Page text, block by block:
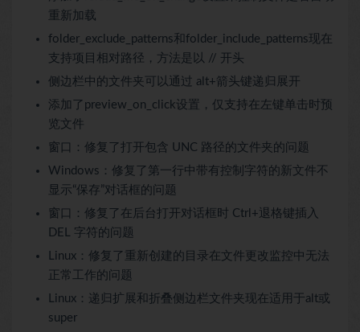
重新加载
folder_exclude_patterns和folder_include_patterns现在
支持项目相对路径，方法是以 // 开头
侧边栏中的文件夹可以通过 alt+箭头键递归展开
添加了preview_on_click设置，仅支持在左键单击时预
览文件
窗口：修复了打开包含 UNC 路径的文件夹的问题
Windows：修复了第一行中带有控制字符的新文件不
显示“保存”对话框的问题
窗口：修复了在后台打开对话框时 Ctrl+退格键插入
DEL 字符的问题
Linux：修复了重新创建的目录在文件更改监控中无法
正常工作的问题
Linux：递归扩展和折叠侧边栏文件夹现在适用于alt或
super